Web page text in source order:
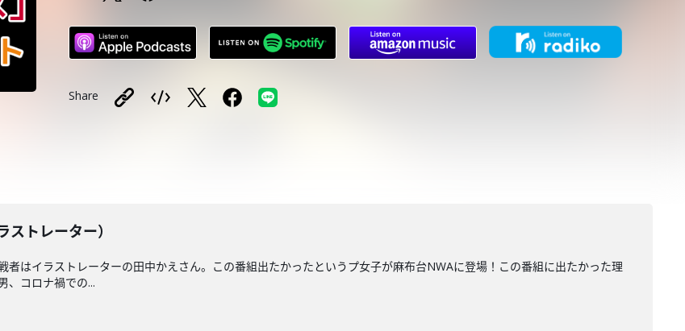
Share
トレーター）
者はイラストレーターの田中かえさん。この番組出たかったというプ女子が麻布台NWAに登場！この番組に出たかった理
、コロナ禍での...